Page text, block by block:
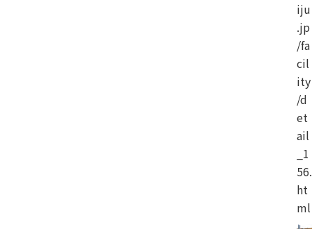
iju
.jp
/fa
cil
ity
/d
et
ail
_1
56.
ht
ml